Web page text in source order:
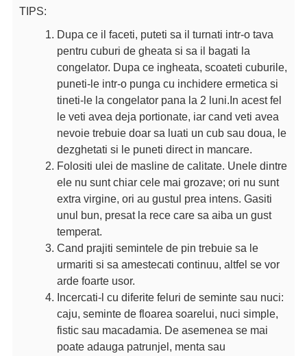
TIPS:
Dupa ce il faceti, puteti sa il turnati intr-o tava
pentru cuburi de gheata si sa il bagati la
congelator. Dupa ce ingheata, scoateti cuburile,
puneti-le intr-o punga cu inchidere ermetica si
tineti-le la congelator pana la 2 luni. In acest fel
le veti avea deja portionate, iar cand veti avea
nevoie trebuie doar sa luati un cub sau doua, le
dezghetati si le puneti direct in mancare.
Folositi ulei de masline de calitate. Unele dintre
ele nu sunt chiar cele mai grozave; ori nu sunt
extra virgine, ori au gustul prea intens. Gasiti
unul bun, presat la rece care sa aiba un gust
temperat.
Cand prajiti semintele de pin trebuie sa le
urmariti si sa amestecati continuu, altfel se vor
arde foarte usor.
Incercati-l cu diferite feluri de seminte sau nuci:
caju, seminte de floarea soarelui, nuci simple,
fistic sau macadamia. De asemenea se mai
poate adauga patrunjel, menta sau